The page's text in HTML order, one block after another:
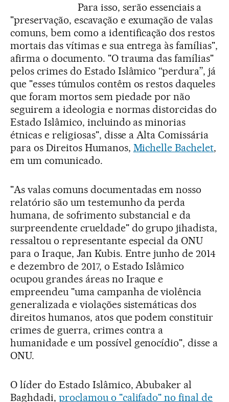
Para isso, serão essenciais a
"preservação, escavação e exumação de valas
comuns, bem como a identificação dos restos
mortais das vítimas e sua entrega às famílias",
afirma o documento. "O trauma das famílias"
pelos crimes do Estado Islâmico “perdura”, já
que "esses túmulos contêm os restos daqueles
que foram mortos sem piedade por não
seguirem a ideologia e normas distorcidas do
Estado Islâmico, incluindo as minorias
étnicas e religiosas", disse a Alta Comissária
para os Direitos Humanos, Michelle Bachelet,
em um comunicado.
"As valas comuns documentadas em nosso
relatório são um testemunho da perda
humana, de sofrimento substancial e da
surpreendente crueldade" do grupo jihadista,
ressaltou o representante especial da ONU
para o Iraque, Jan Kubis. Entre junho de 2014
e dezembro de 2017, o Estado Islâmico
ocupou grandes áreas no Iraque e
empreendeu "uma campanha de violência
generalizada e violações sistemáticas dos
direitos humanos, atos que podem constituir
crimes de guerra, crimes contra a
humanidade e um possível genocídio", disse a
ONU.
O líder do Estado Islâmico, Abubaker al
Baghdadi, proclamou o "califado" no final de